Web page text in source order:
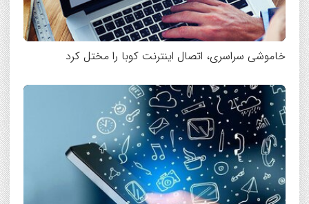
خاموشی سراسری، اتصال اینترنت کوبا را مختل کرد